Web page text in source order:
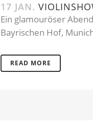
17 JAN.
Ein glamouröser
Bayrischen Hof,
READ MORE